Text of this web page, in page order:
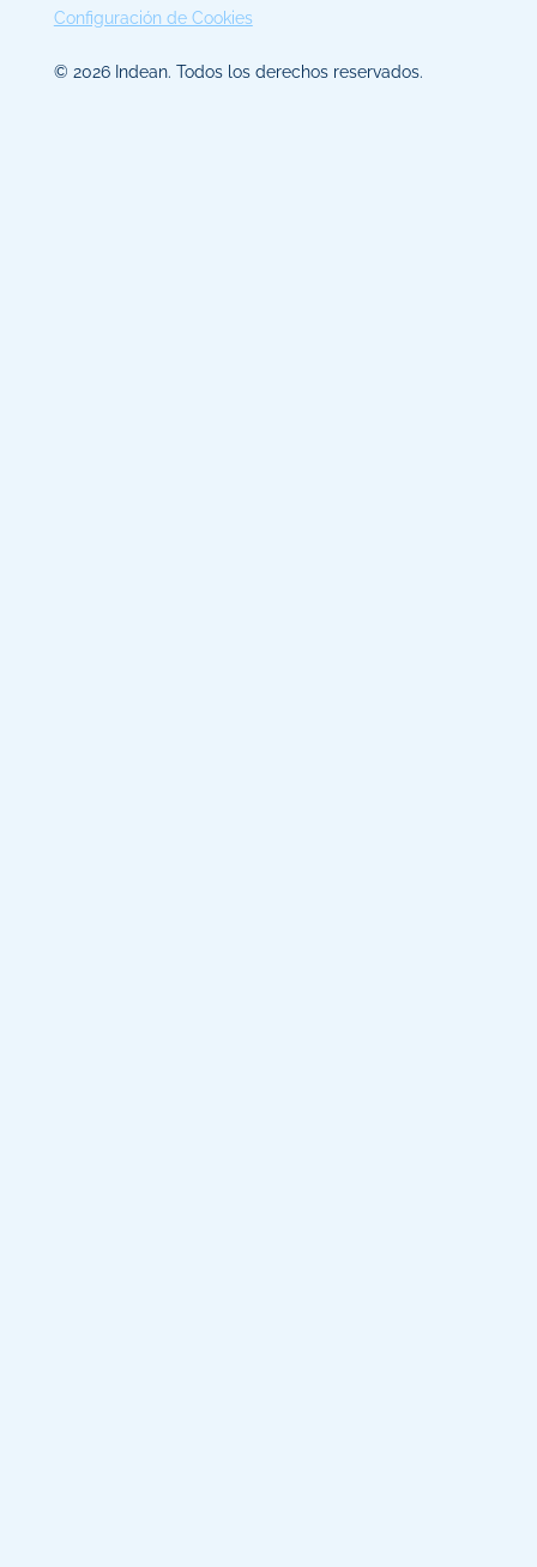
© 2026 Indean. Todos los derechos reservados.
Configuración de Cookies